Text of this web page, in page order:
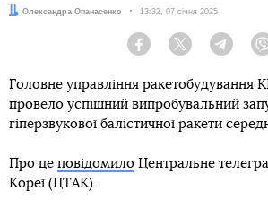
Автор:
Олександра Опанасенко Дата:
13:32, 07 січня 2025
Facebook Twitter
Головне управління ракетобудування
провело успішний випробувальний
гіперзвукової балістичної ракети
Про це повідомило Центральне
Кореї (ЦТАК).